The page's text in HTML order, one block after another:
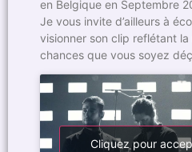
en Belgique en Septembre
Je vous invite d’ailleurs à
visionner son clip reflétant
chances que vous soyez
Cliquez pour